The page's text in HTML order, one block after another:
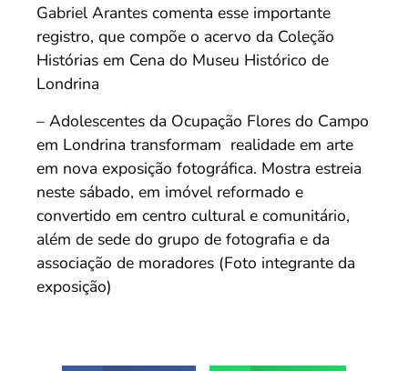
Gabriel Arantes comenta esse importante
registro, que compõe o acervo da Coleção
Histórias em Cena do Museu Histórico de
Londrina
– Adolescentes da Ocupação Flores do Campo
em Londrina transformam realidade em arte
em nova exposição fotográfica. Mostra estreia
neste sábado, em imóvel reformado e
convertido em centro cultural e comunitário,
além de sede do grupo de fotografia e da
associação de moradores (Foto integrante da
exposição)